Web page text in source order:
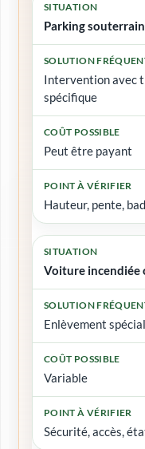
Parking
Intervention avec
spécifique
Peut être payant
Hauteur, pente,
Voiture incendiée
Enlèvement
Variable
Sécurité, accès,